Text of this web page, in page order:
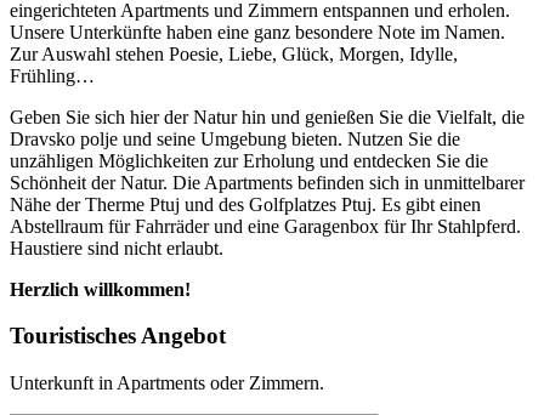
eingerichteten Apartments und Zimmern entspannen und erholen.
Unsere Unterkünfte haben eine ganz besondere Note im Namen.
Zur Auswahl stehen Poesie, Liebe, Glück, Morgen, Idylle,
Frühling…
Geben Sie sich hier der Natur hin und genießen Sie die Vielfalt, die
Dravsko polje und seine Umgebung bieten. Nutzen Sie die
unzähligen Möglichkeiten zur Erholung und entdecken Sie die
Schönheit der Natur. Die Apartments befinden sich in unmittelbarer
Nähe der Therme Ptuj und des Golfplatzes Ptuj. Es gibt einen
Abstellraum für Fahrräder und eine Garagenbox für Ihr Stahlpferd.
Haustiere sind nicht erlaubt.
Herzlich willkommen!
Touristisches Angebot
Unterkunft in Apartments oder Zimmern.